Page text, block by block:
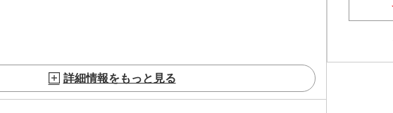
詳細情報をもっと見る